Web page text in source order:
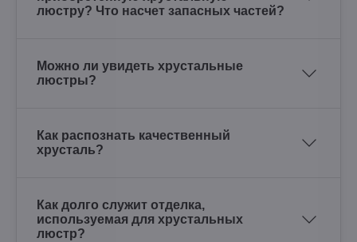
люстру? Что насчет запасных частей?
Можно ли увидеть хрустальные
люстры?
Как распознать качественный
хрусталь?
Как долго служит отделка,
используемая для хрустальных
люстр?